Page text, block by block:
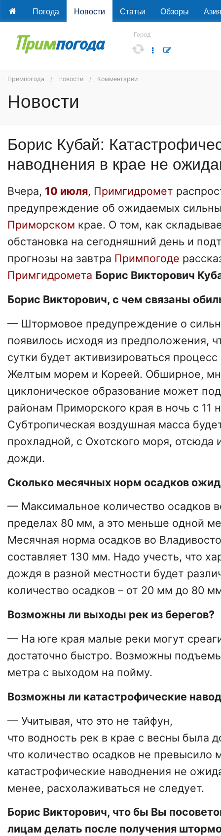
Погода Новости Статьи Обзоры Азия
Город
Примпогода Новости Комментарии
Новости
Борис Кубай:
наводнения в крае не
Вчера, 10 июля, Примгидромет
предупреждение об ожидаемых
Приморском крае. О том, как
обстановка на сегодняшний день и
прогнозы на завтра Примпогоде
Примгидромета Борис Викторович
Борис Викторович, с чем связаны
— Штормовое предупреждение о
появилось исходя из предположения,
сутки будет активизироваться
Желтым морем и Кореей. Обширное,
циклоническое образование может
районам Приморского края в ночь с 11
Субтропическая воздушная масса
прохладной, с Охотского моря, отсюда
дожди.
Сколько месячных норм осадков
— Максимальное количество осадков
пределах 80 мм, а это меньше одной
Месячная норма осадков во
составляет 130 мм. Надо учесть, что
дождя в разной местности будет
количество осадков – от 20 мм до 80
Возможны ли выходы рек из берегов?
— На юге края малые реки могут
достаточно быстро. Возможны
метра с выходом на пойму.
Возможны ли катастрофические
— Учитывая, что это не тайфун,
что водность рек в крае с весны была
что количество осадков не превысило
катастрофические наводнения не
менее, расхолаживаться не следует.
Борис Викторович, что бы Вы
лицам делать после получения